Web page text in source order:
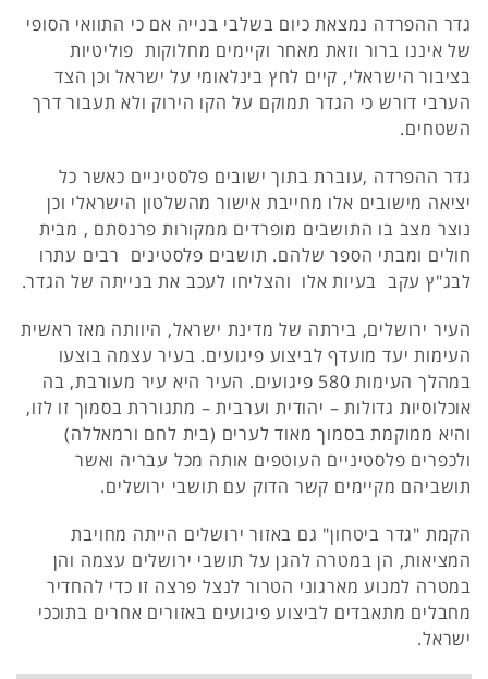
גדר ההפרדה נמצאת כיום בשלבי בנייה אם כי התוואי הסופי
של איננו ברור וזאת מאחר וקיימים מחלוקות פוליטיות
בציבור הישראלי, קיים לחץ בינלאומי על ישראל וכן הצד
הערבי דורש כי הגדר תמוקם על הקו הירוק ולא תעבור דרך
השטחים.
גדר ההפרדה ,עוברת בתוך ישובים פלסטיניים כאשר כל
יציאה מישובים אלו מחייבת אישור מהשלטון הישראלי וכן
נוצר מצב בו התושבים מופרדים ממקורות פרנסתם , מבית
חולים ומבתי הספר שלהם. תושבים פלסטינים רבים עתרו
לבג"ץ עקב בעיות אלו והצליחו לעכב את בנייתה של הגדר.
העיר ירושלים, בירתה של מדינת ישראל, היוותה מאז ראשית
העימות יעד מועדף לביצוע פיגועים. בעיר עצמה בוצעו
במהלך העימות 580 פיגועים. העיר היא עיר מעורבת, בה
אוכלוסיות גדולות – יהודית וערבית – מתגוררת בסמוך זו לזו,
והיא ממוקמת בסמוך מאוד לערים (בית לחם ורמאללה)
ולכפרים פלסטיניים העוטפים אותה מכל עבריה ואשר
תושביהם מקיימים קשר הדוק עם תושבי ירושלים.
הקמת "גדר ביטחון" גם באזור ירושלים הייתה מחויבת
המציאות, הן במטרה להגן על תושבי ירושלים עצמה והן
במטרה למנוע מארגוני הטרור לנצל פרצה זו כדי להחדיר
מחבלים מתאבדים לביצוע פיגועים באזורים אחרים בתוככי
ישראל.